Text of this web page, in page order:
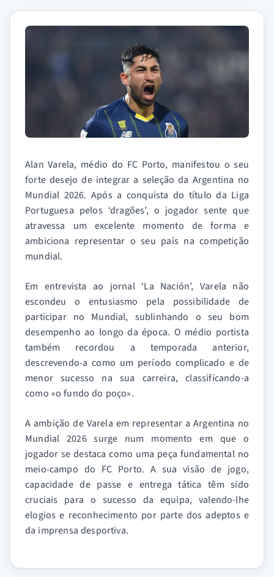
Alan Varela, médio do FC Porto, manifestou o seu
forte desejo de integrar a seleção da Argentina no
Mundial 2026. Após a conquista do título da Liga
Portuguesa pelos ‘dragões’, o jogador sente que
atravessa um excelente momento de forma e
ambiciona representar o seu país na competição
mundial.
Em entrevista ao jornal ‘La Nación’, Varela não
escondeu o entusiasmo pela possibilidade de
participar no Mundial, sublinhando o seu bom
desempenho ao longo da época. O médio portista
também recordou a temporada anterior,
descrevendo-a como um período complicado e de
menor sucesso na sua carreira, classificando-a
como «o fundo do poço».
A ambição de Varela em representar a Argentina no
Mundial 2026 surge num momento em que o
jogador se destaca como uma peça fundamental no
meio-campo do FC Porto. A sua visão de jogo,
capacidade de passe e entrega tática têm sido
cruciais para o sucesso da equipa, valendo-lhe
elogios e reconhecimento por parte dos adeptos e
da imprensa desportiva.